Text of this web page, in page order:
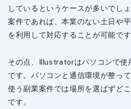
しているというケースが多いでし
案件であれば、本業のない土日や
を利用して対応することが可能です
その点、Illustratorはパソコンで使
です。パソコンと通信環境が整っ
使う副業案件では場所を選ばずど
です。